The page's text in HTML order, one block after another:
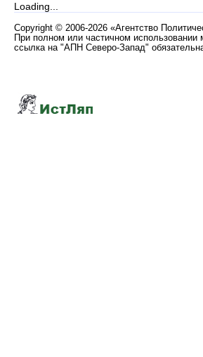
Loading...
Copyright © 2006-2026 «Агентство
При полном или частичном использовании
ссылка на "АПН Северо-Запад"